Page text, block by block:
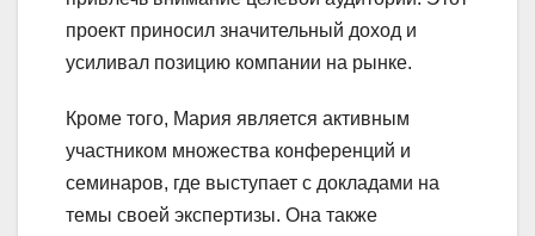
проект приносил значительный доход и
усиливал позицию компании на рынке.
Кроме того, Мария является активным
участником множества конференций и
семинаров, где выступает с докладами на
темы своей экспертизы. Она также